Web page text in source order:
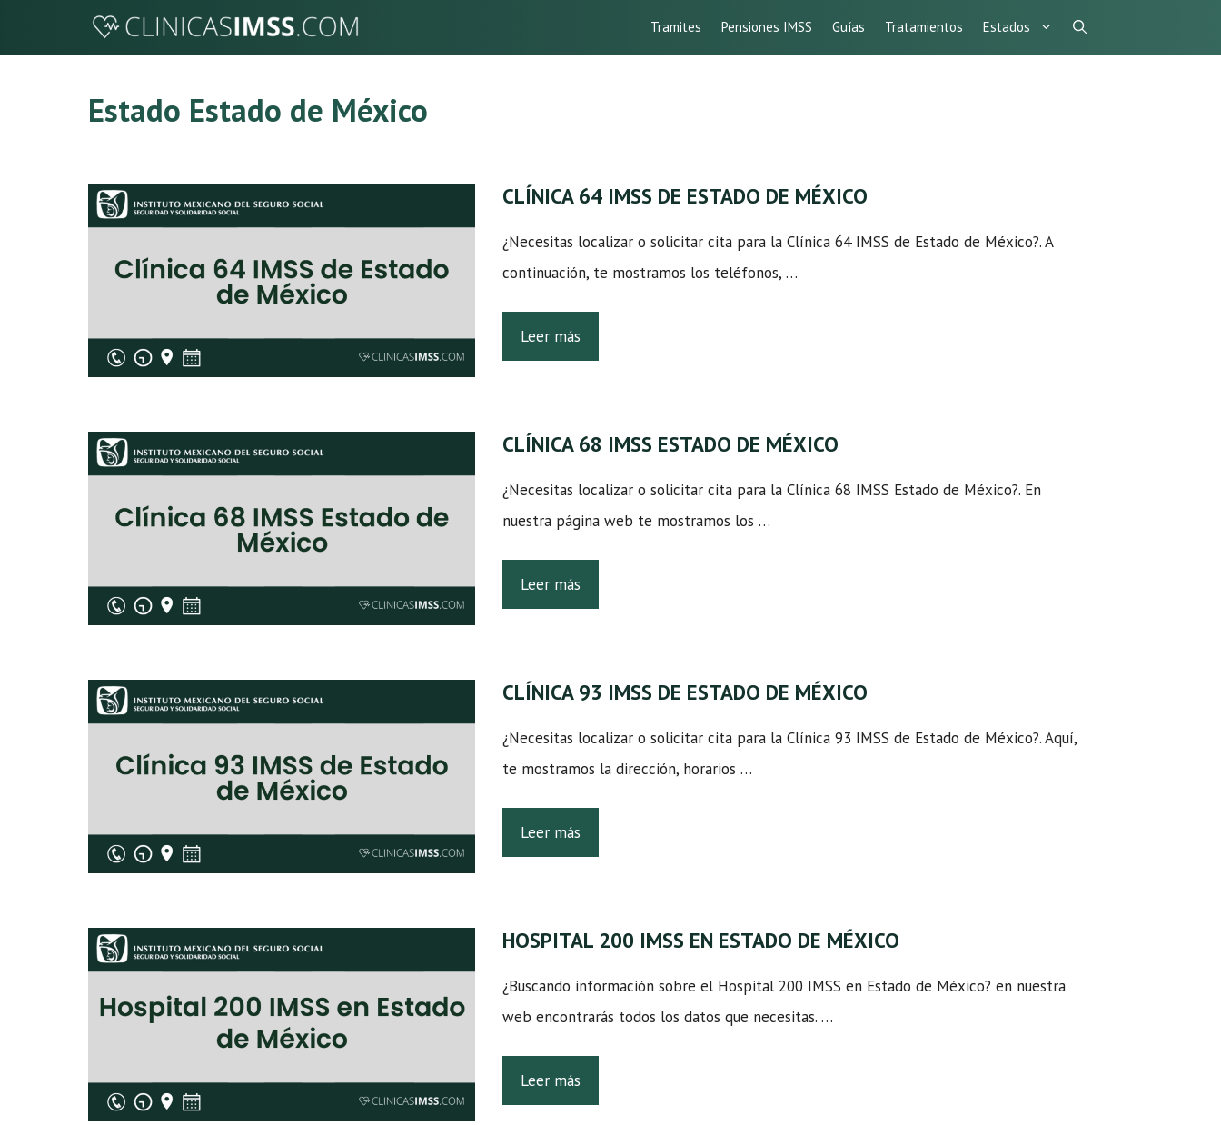
Tramites Pensiones IMSS Guías Tratamientos Estados
Estado Estado de México
CLÍNICA 64 IMSS DE ESTADO DE MÉXICO
¿Necesitas localizar o solicitar cita para la Clínica 64 IMSS de Estado de México?. A
continuación, te mostramos los teléfonos, …
Leer más
CLÍNICA 68 IMSS ESTADO DE MÉXICO
¿Necesitas localizar o solicitar cita para la Clínica 68 IMSS Estado de México?. En
nuestra página web te mostramos los …
Leer más
CLÍNICA 93 IMSS DE ESTADO DE MÉXICO
¿Necesitas localizar o solicitar cita para la Clínica 93 IMSS de Estado de México?. Aquí,
te mostramos la dirección, horarios …
Leer más
HOSPITAL 200 IMSS EN ESTADO DE MÉXICO
¿Buscando información sobre el Hospital 200 IMSS en Estado de México? en nuestra
web encontrarás todos los datos que necesitas. …
Leer más